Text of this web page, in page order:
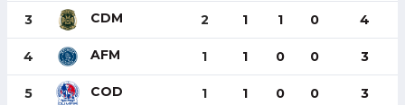
3 CDM 2 1 1 0 4
4 AFM 1 1 0 0 3
5 COD 1 1 0 0 3